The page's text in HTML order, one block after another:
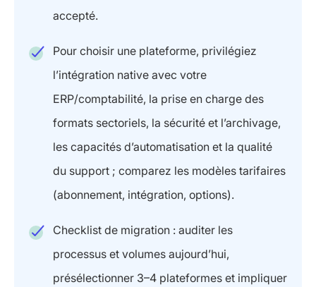
accepté.
Pour choisir une plateforme, privilégiez
l’intégration native avec votre
ERP/comptabilité, la prise en charge des
formats sectoriels, la sécurité et l’archivage,
les capacités d’automatisation et la qualité
du support ; comparez les modèles tarifaires
(abonnement, intégration, options).
Checklist de migration : auditer les
processus et volumes aujourd’hui,
présélectionner 3–4 plateformes et impliquer